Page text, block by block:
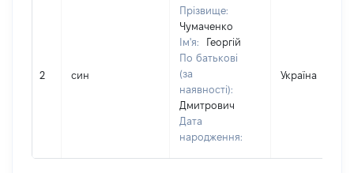
2 син
Прізвище:
Чумаченко
Ім'я:
Георгій
По батькові
(за
наявності):
Дмитрович
Дата
народження:
Україна